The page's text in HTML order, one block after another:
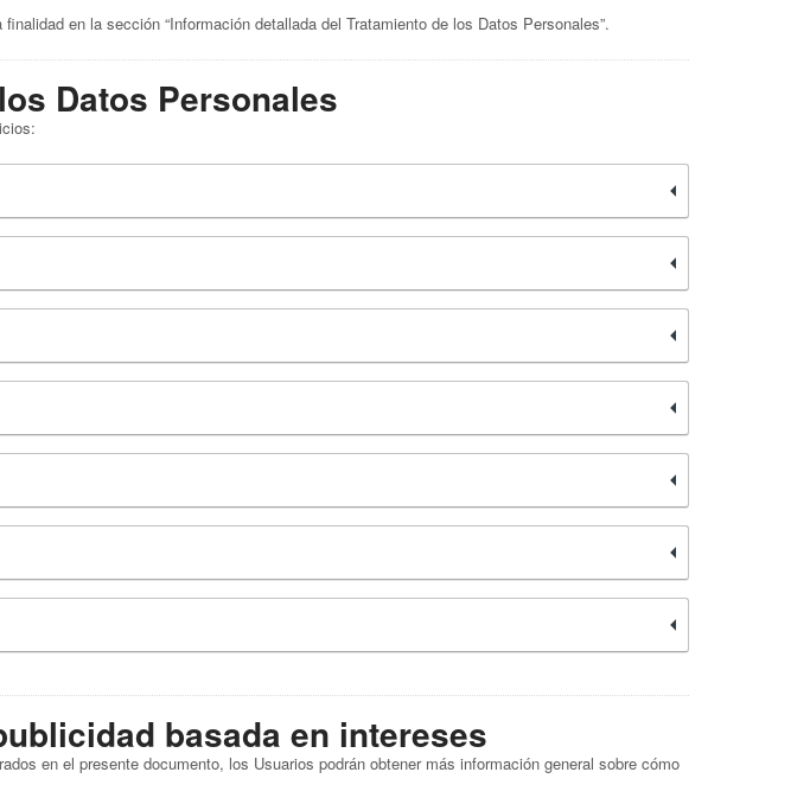
en la sección “Información detallada del Tratamiento de los Datos Personales”.
Datos Personales
basada en intereses
en el presente documento, los Usuarios podrán obtener más información general sobre cómo